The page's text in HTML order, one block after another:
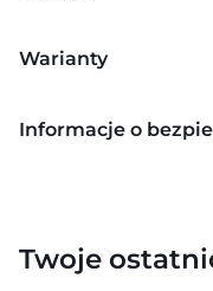
Warianty
Informacje o
Twoje